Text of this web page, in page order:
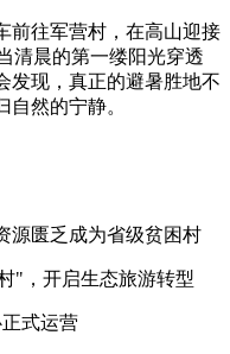
前往军营村，在高山迎接
清晨的第一缕阳光穿透
发现，真正的避暑胜地不
然的宁静。
源匮乏成为省级贫困村
"，开启生态旅游转型
式运营